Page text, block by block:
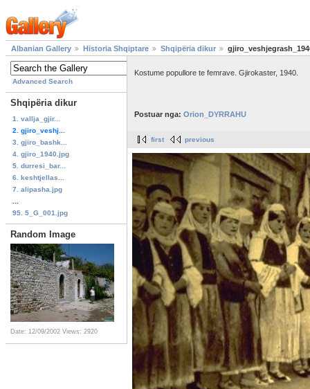
Albanian Gallery Historia Shqiptare Shqipëria dikur
Advanced Search
Shqipëria dikur
1. vallja_gjir...
2. gjiro_veshj...
3. gjiro_bashk...
4. gjiro_1940.jpg
5. durresi_bar...
6. keshtjellas...
7. alipasha.jpg
95. 5_G_001.jpg
Random Image
Date: 12/09/2002 Views: 2920
Kostume popullore te femrave. Gjirokaster, 1940.
Postuar nga: Orion_DYRRAHU
first previous